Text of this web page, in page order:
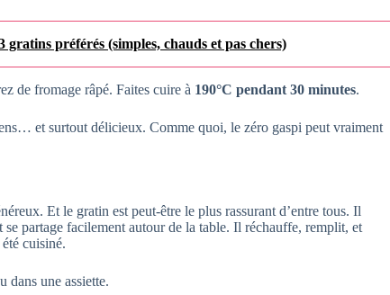
gratins préférés (simples, chauds et pas chers)
de fromage râpé. Faites cuire à 190°C pendant 30 minutes.
et surtout délicieux. Comme quoi, le zéro gaspi peut vraiment
Et le gratin est peut-être le plus rassurant d’entre tous. Il
se partage facilement autour de la table. Il réchauffe, remplit, et
cuisiné.
dans une assiette.